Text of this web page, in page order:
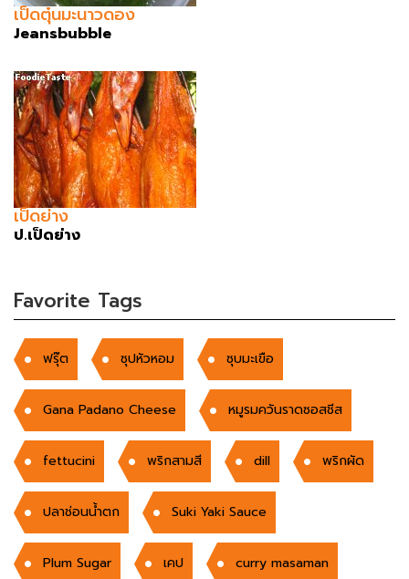
เป็ดตุ๋นมะนาวดอง
Jeansbubble
เป็ดย่าง
ป.เป็ดย่าง
Favorite Tags
ฟรุ๊ต ซุปหัวหอม ซุบมะเขือ
Gana Padano Cheese หมูรมควันราดซอสชีส
fettucini พริกสามสี dill พริกผัด
ปลาช่อนน้ำตก Suki Yaki Sauce
Plum Sugar เคป curry masaman